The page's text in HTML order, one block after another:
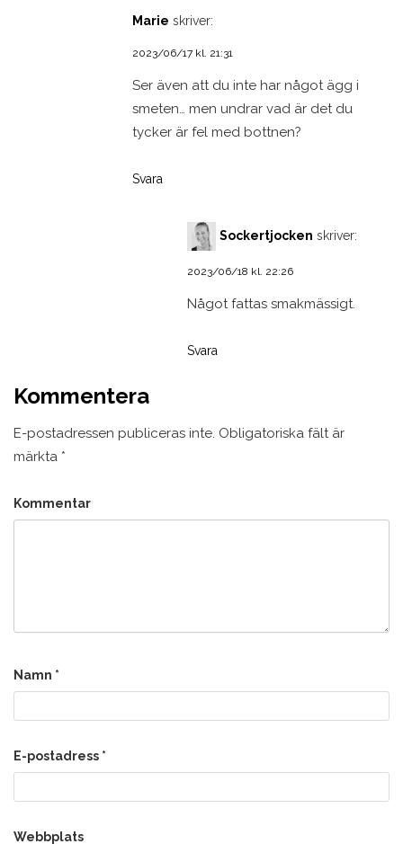
Marie skriver:
2023/06/17 kl. 21:31
Ser även att du inte har något ägg i
smeten… men undrar vad är det du
tycker är fel med bottnen?
Svara
Sockertjocken skriver:
2023/06/18 kl. 22:26
Något fattas smakmässigt.
Svara
Kommentera
E-postadressen publiceras inte. Obligatoriska fält är
märkta *
Kommentar
Namn *
E-postadress *
Webbplats